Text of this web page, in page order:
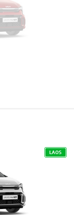
LAOS